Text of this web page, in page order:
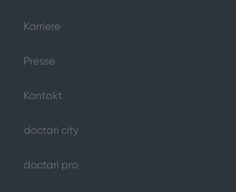
Karriere
Presse
Kontakt
doctari city
doctari pro